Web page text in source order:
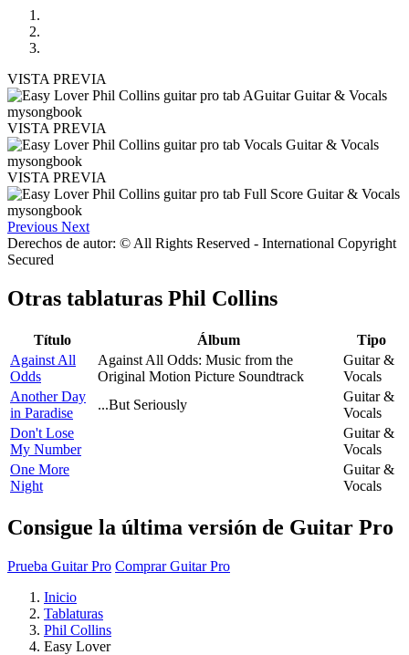
VISTA PREVIA
VISTA PREVIA
VISTA PREVIA
Previous Next
Derechos de autor: © All Rights Reserved - International Copyright
Secured
Otras tablaturas Phil Collins
Título Álbum
Tipo
Against All
Odds
Against All Odds: Music from the
Original Motion Picture Soundtrack
Guitar &
Vocals
Another Day
in Paradise
...But Seriously
Guitar &
Vocals
Don't Lose
My Number
Guitar &
Vocals
One More
Night
Guitar &
Vocals
Consigue la última versión de Guitar Pro
Prueba Guitar Pro Comprar Guitar Pro
Inicio
Tablaturas
Phil Collins
Easy Lover